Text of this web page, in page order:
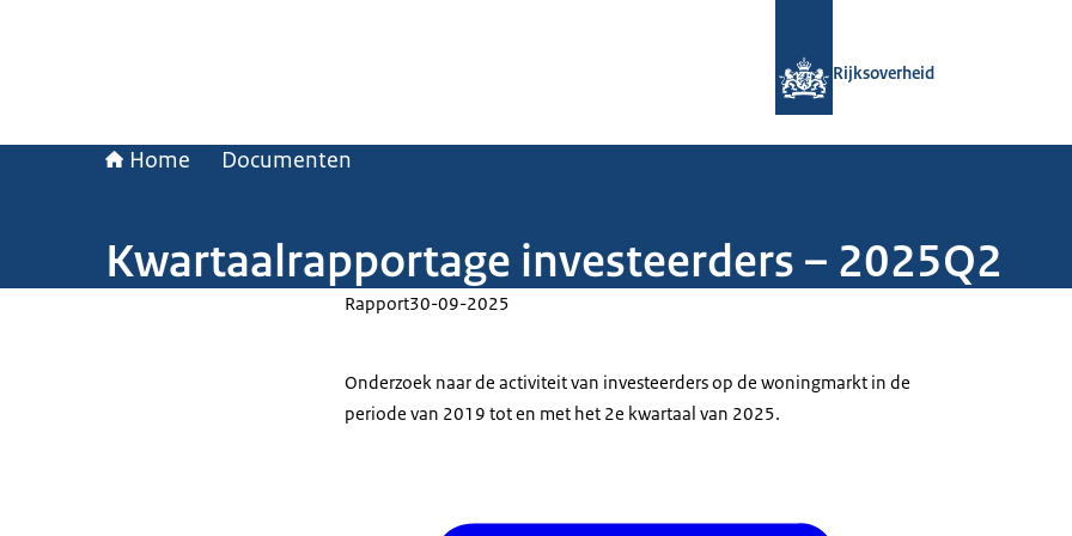
Rijksoverheid
Home Documenten
Kwartaalrapportage investeerders – 2025Q2
Rapport30-09-2025
Onderzoek naar de activiteit van investeerders op de woningmarkt in de
periode van 2019 tot en met het 2e kwartaal van 2025.